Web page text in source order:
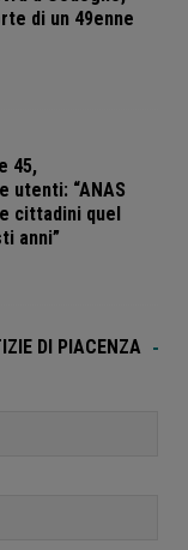
di un 49enne
45,
utenti: “ANAS
cittadini quel
anni”
DI PIACENZA